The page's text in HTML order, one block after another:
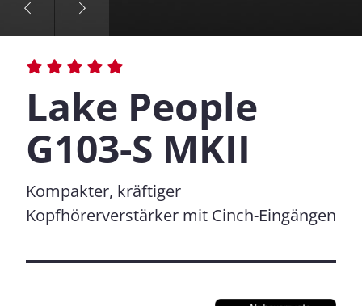
Lake People
G103-S MKII
Kompakter, kräftiger
Kopfhörerverstärker mit Cinch-Eingängen